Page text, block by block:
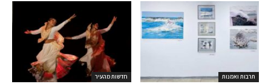
חדשות מהעיר תרבות ואמנות